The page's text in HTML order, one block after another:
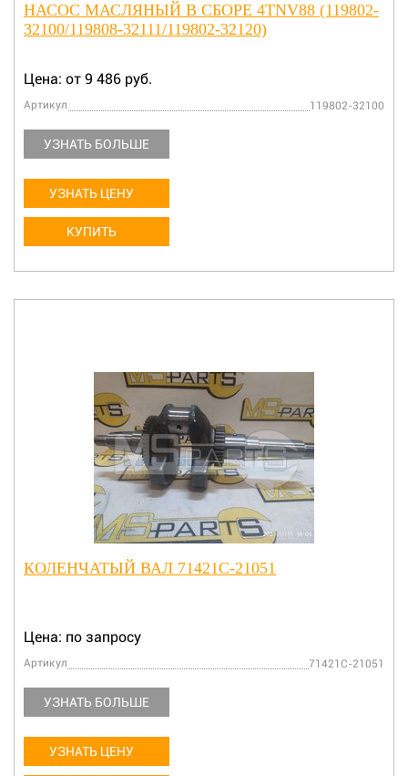
НАСОС МАСЛЯНЫЙ В СБОРЕ 4TNV88 (119802-
32100/119808-32111/119802-32120)
Цена: от 9 486 руб.
Артикул 119802-32100
УЗНАТЬ БОЛЬШЕ
УЗНАТЬ ЦЕНУ
КУПИТЬ
КОЛЕНЧАТЫЙ ВАЛ 71421C-21051
Цена: по запросу
Артикул 71421C-21051
УЗНАТЬ БОЛЬШЕ
УЗНАТЬ ЦЕНУ